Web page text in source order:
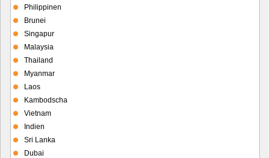
Philippinen
Brunei
Singapur
Malaysia
Thailand
Myanmar
Laos
Kambodscha
Vietnam
Indien
Sri Lanka
Dubai